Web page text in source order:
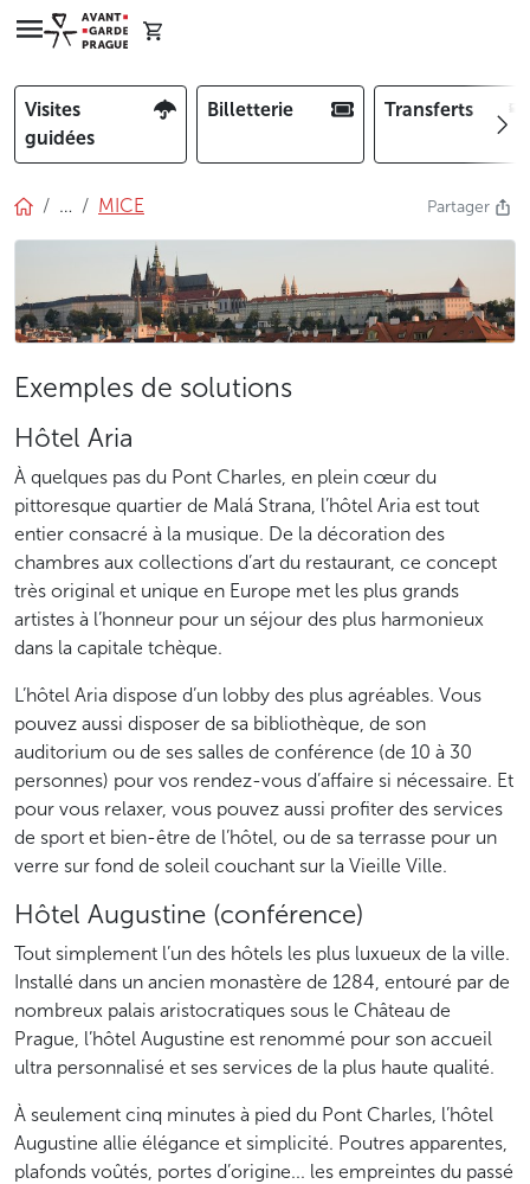
Visites
guidées
Billetterie Transferts
… MICE Partager
Exemples de solutions
Hôtel Aria
À quelques pas du Pont Charles, en plein cœur du
pittoresque quartier de Malá Strana, l’hôtel Aria est tout
entier consacré à la musique. De la décoration des
chambres aux collections d’art du restaurant, ce concept
très original et unique en Europe met les plus grands
artistes à l’honneur pour un séjour des plus harmonieux
dans la capitale tchèque.
L’hôtel Aria dispose d’un lobby des plus agréables. Vous
pouvez aussi disposer de sa bibliothèque, de son
auditorium ou de ses salles de conférence (de 10 à 30
personnes) pour vos rendez-vous d’affaire si nécessaire. Et
pour vous relaxer, vous pouvez aussi profiter des services
de sport et bien-être de l’hôtel, ou de sa terrasse pour un
verre sur fond de soleil couchant sur la Vieille Ville.
Hôtel Augustine (conférence)
Tout simplement l’un des hôtels les plus luxueux de la ville.
Installé dans un ancien monastère de 1284, entouré par de
nombreux palais aristocratiques sous le Château de
Prague, l’hôtel Augustine est renommé pour son accueil
ultra personnalisé et ses services de la plus haute qualité.
À seulement cinq minutes à pied du Pont Charles, l’hôtel
Augustine allie élégance et simplicité. Poutres apparentes,
plafonds voûtés, portes d’origine... les empreintes du passé